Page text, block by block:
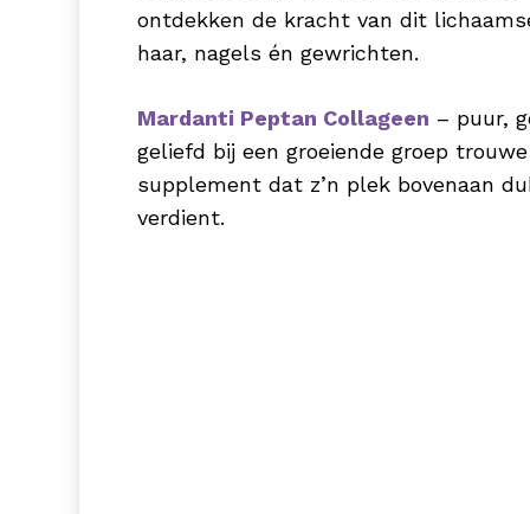
ontdekken de kracht van dit
haar, nagels én gewrichten.
Mardanti Peptan Collageen – puur,
geliefd bij een groeiende groep
supplement dat z’n plek bovenaan
verdient.